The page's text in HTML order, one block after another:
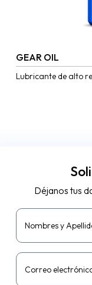
GEAR OIL
Lubricante de alto
Déjanos tus
Nombres y
Correo